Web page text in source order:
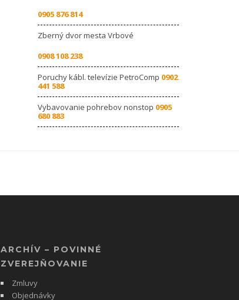
0905 876 814
Zberný dvor mesta Vrbové
0908 108 238
Poruchy kábl. televízie PetroComp 0902
441 588
Vybavovanie pohrebov nonstop 0905
680 883
ARCHÍV – POVINNÉ
ZVEREJŇOVANIE
Zmluvy
Objednávky